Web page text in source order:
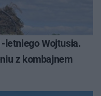
letniego Wojtusia.
z kombajnem